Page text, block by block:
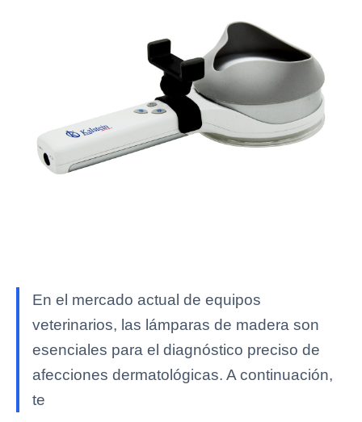
En el mercado actual de equipos
veterinarios, las lámparas de madera son
esenciales para el diagnóstico preciso de
afecciones dermatológicas. A continuación,
te